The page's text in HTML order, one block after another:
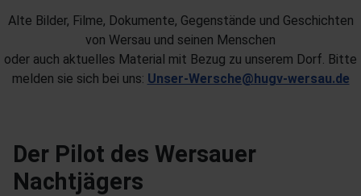
Alte Bilder, Filme, Dokumente, Gegenstände und Geschichten
von Wersau und seinen Menschen
oder auch aktuelles Material mit Bezug zu unserem Dorf. Bitte
melden sie sich bei uns: Unser-Wersche@hugv-wersau.de
Der Pilot des Wersauer
Nachtjägers